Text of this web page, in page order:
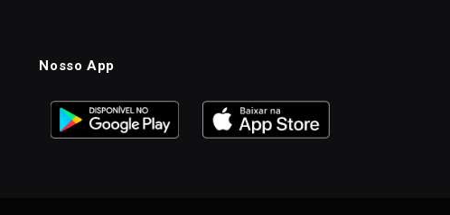
Nosso App